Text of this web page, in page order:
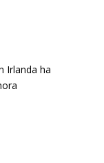
Irlanda ha